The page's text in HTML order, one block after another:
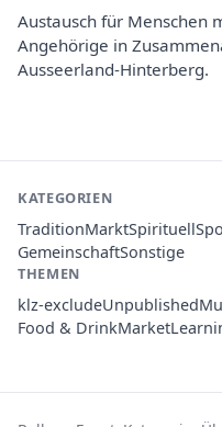
Austausch für Menschen
Angehörige in
Ausseerland-Hinterberg.
KATEGORIEN
TraditionMarktSpirituell
GemeinschaftSonstige
THEMEN
klz-excludeUnpublished
Food & DrinkMarket